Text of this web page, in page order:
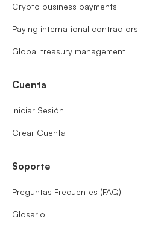
Crypto business payments
Paying international contractors
Global treasury management
Cuenta
Iniciar Sesión
Crear Cuenta
Soporte
Preguntas Frecuentes (FAQ)
Glosario